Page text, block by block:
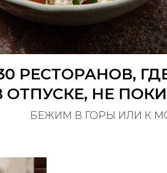
РЕСТОРАНОВ,
ОТПУСКЕ, НЕ
БЕЖИМ В ГОРЫ ИЛИ К